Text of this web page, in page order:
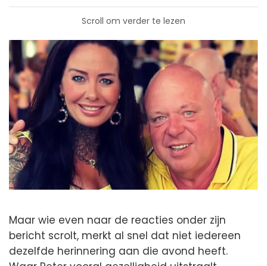
Scroll om verder te lezen
Maar wie even naar de reacties onder zijn
bericht scrolt, merkt al snel dat niet iedereen
dezelfde herinnering aan die avond heeft.